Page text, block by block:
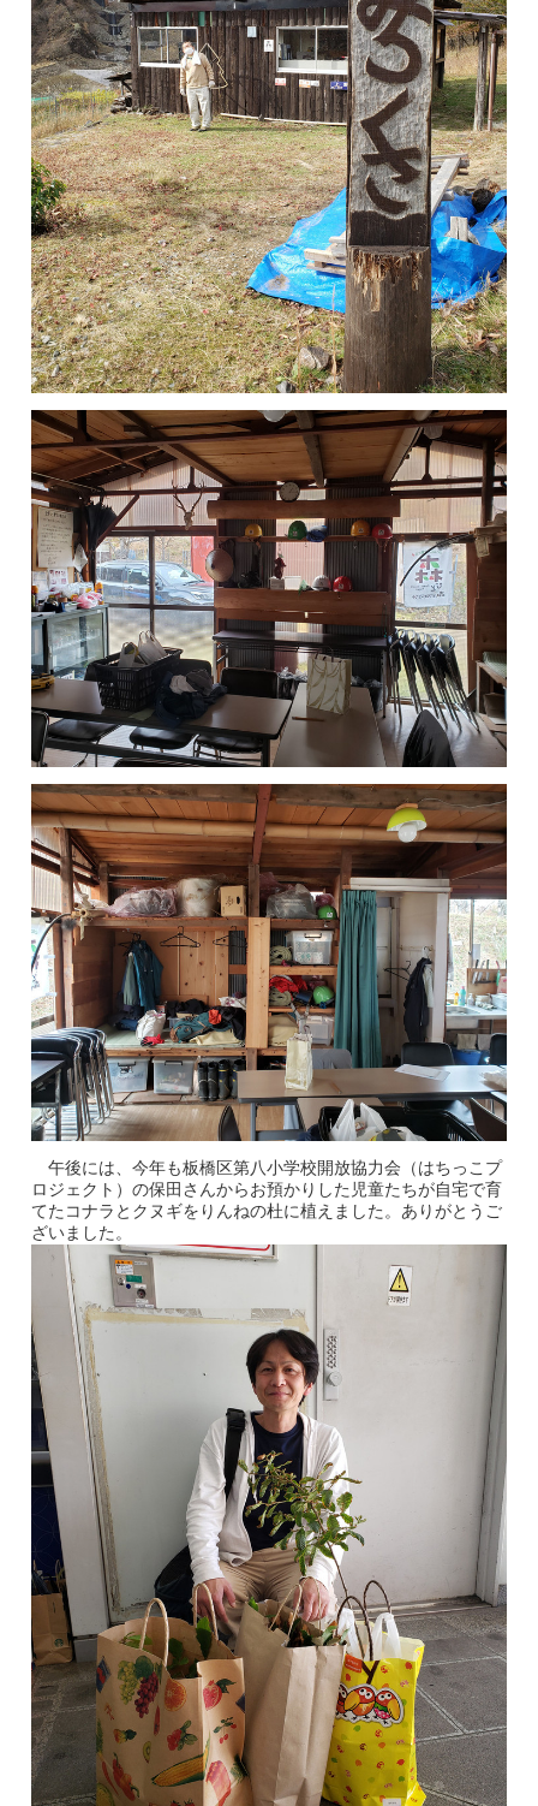
午後には、今年も板橋区第八小学校開放協力会（はちっこプ
ロジェクト）の保田さんからお預かりした児童たちが自宅で育
てたコナラとクヌギをりんねの杜に植えました。ありがとうご
ざいました。